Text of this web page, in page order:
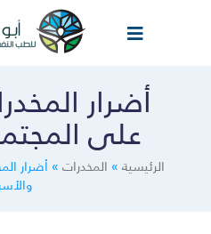
أضرار
على
الرئيسية»المخدرات»أضرار
والأسرة